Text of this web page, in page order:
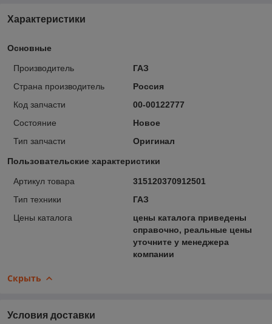
Характеристики
Основные
Производитель
ГАЗ
Страна производитель
Россия
Код запчасти
00-00122777
Состояние
Новое
Тип запчасти
Оригинал
Пользовательские характеристики
Артикул товара
315120370912501
Тип техники
ГАЗ
Цены каталога
цены каталога приведены
справочно, реальные цены
уточните у менеджера
компании
Скрыть
Условия доставки